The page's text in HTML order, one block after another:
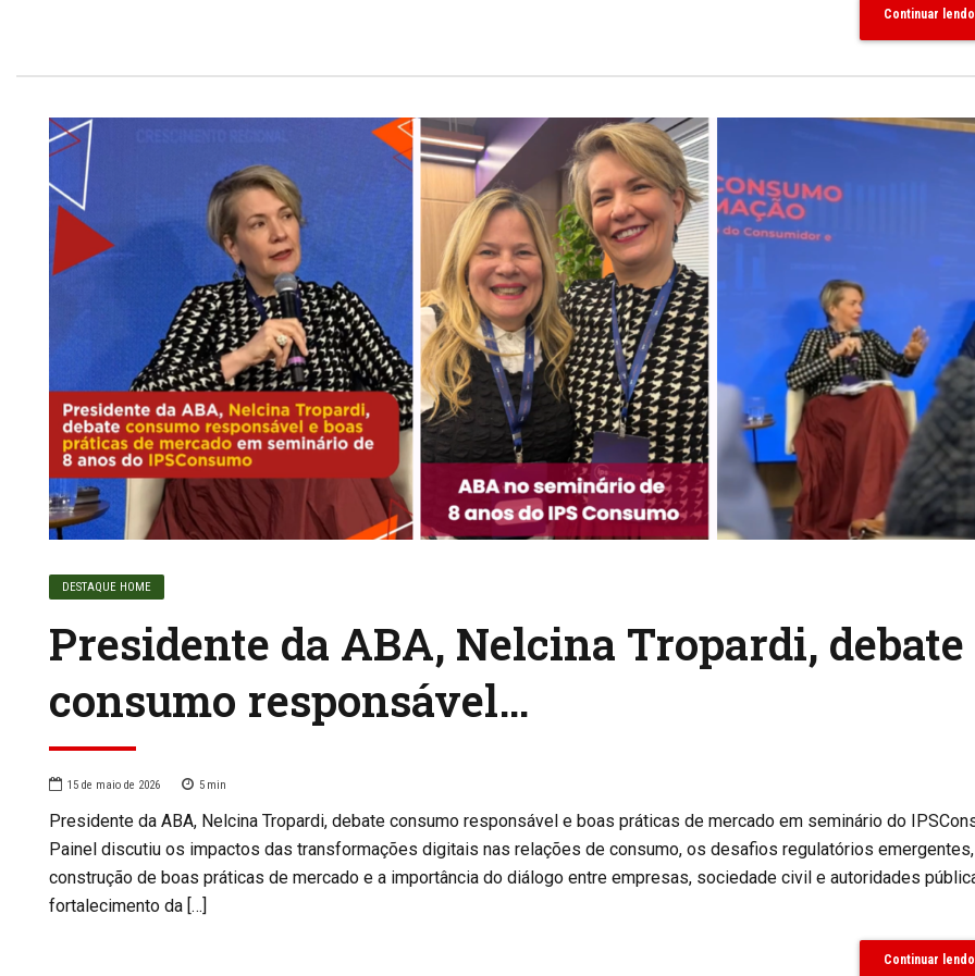
Continuar lendo
DESTAQUE HOME
Presidente da ABA, Nelcina Tropardi, debate
consumo responsável…
15 de maio de 2026 5 min
Presidente da ABA, Nelcina Tropardi, debate consumo responsável e boas práticas de mercado em seminário do
Painel discutiu os impactos das transformações digitais nas relações de consumo, os desafios regulatórios
construção de boas práticas de mercado e a importância do diálogo entre empresas, sociedade civil e autoridades
fortalecimento da […]
Continuar lendo